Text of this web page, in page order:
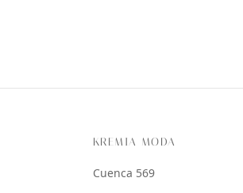
KREMIA MODA
Cuenca 569